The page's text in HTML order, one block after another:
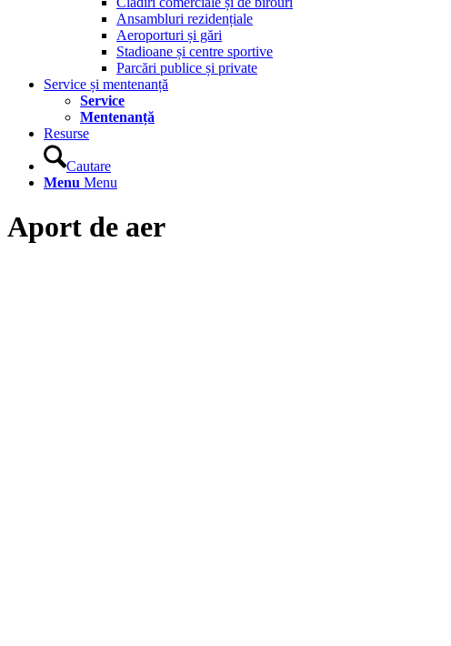
Ansambluri rezidențiale
Aeroporturi și gări
Stadioane și centre sportive
Parcări publice și private
Service și mentenanță
Service
Mentenanță
Resurse
Cautare
Menu Menu
Aport de aer